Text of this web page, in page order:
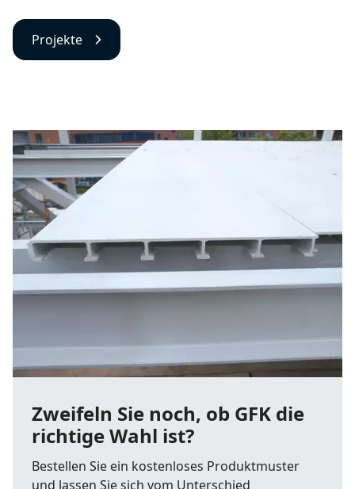
Projekte
Projekte
Zweifeln Sie noch, ob GFK die
richtige Wahl ist?
Bestellen Sie ein kostenloses Produktmuster
und lassen Sie sich vom Unterschied